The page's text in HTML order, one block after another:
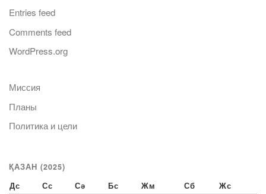
Entries feed
Comments feed
WordPress.org
Миссия
Планы
Политика и цели
ҚАЗАН (2025)
Дс Сс Сә Бс Жм Сб Жс